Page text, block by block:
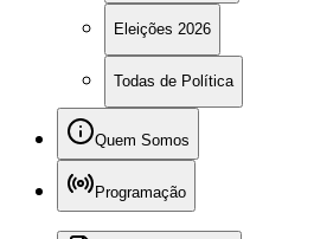
Eleições 2026
Todas de Política
Quem Somos
Programação